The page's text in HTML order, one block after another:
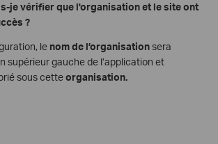
je vérifier que l'organisation et le site ont
?
le nom de l’organisationsera
supérieur gauche de l’application et
sous cetteorganisation.